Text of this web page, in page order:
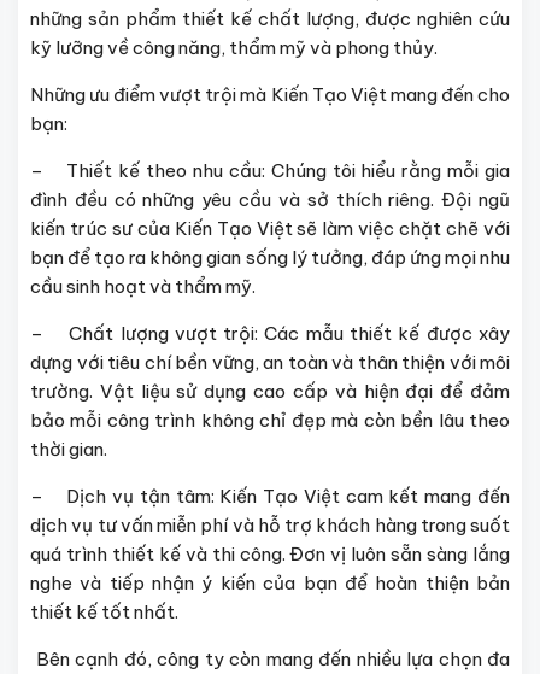
những sản phẩm thiết kế chất lượng, được nghiên cứu
kỹ lưỡng về công năng, thẩm mỹ và phong thủy.
Những ưu điểm vượt trội mà Kiến Tạo Việt mang đến cho
bạn:
– Thiết kế theo nhu cầu: Chúng tôi hiểu rằng mỗi gia
đình đều có những yêu cầu và sở thích riêng. Đội ngũ
kiến trúc sư của Kiến Tạo Việt sẽ làm việc chặt chẽ với
bạn để tạo ra không gian sống lý tưởng, đáp ứng mọi nhu
cầu sinh hoạt và thẩm mỹ.
– Chất lượng vượt trội: Các mẫu thiết kế được xây
dựng với tiêu chí bền vững, an toàn và thân thiện với môi
trường. Vật liệu sử dụng cao cấp và hiện đại để đảm
bảo mỗi công trình không chỉ đẹp mà còn bền lâu theo
thời gian.
– Dịch vụ tận tâm: Kiến Tạo Việt cam kết mang đến
dịch vụ tư vấn miễn phí và hỗ trợ khách hàng trong suốt
quá trình thiết kế và thi công. Đơn vị luôn sẵn sàng lắng
nghe và tiếp nhận ý kiến của bạn để hoàn thiện bản
thiết kế tốt nhất.
Bên cạnh đó, công ty còn mang đến nhiều lựa chọn đa